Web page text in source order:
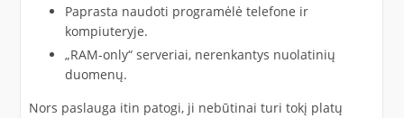
Paprasta naudoti programėlė telefone ir
kompiuteryje.
„RAM-only“ serveriai, nerenkantys nuolatinių
duomenų.
Nors paslauga itin patogi, ji nebūtinai turi tokį platų